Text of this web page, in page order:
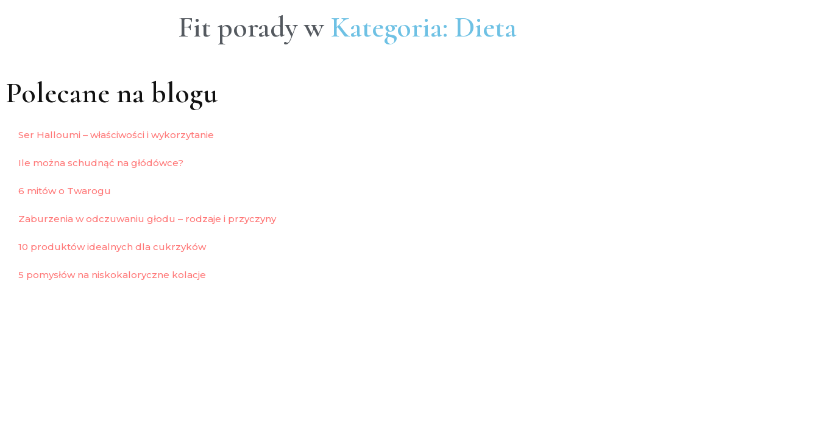
Fit porady w Kategoria: Dieta
Polecane na blogu
Ser Halloumi – właściwości i wykorzytanie
Ile można schudnąć na głódówce?
6 mitów o Twarogu
Zaburzenia w odczuwaniu głodu – rodzaje i przyczyny
10 produktów idealnych dla cukrzyków
5 pomysłów na niskokaloryczne kolacje